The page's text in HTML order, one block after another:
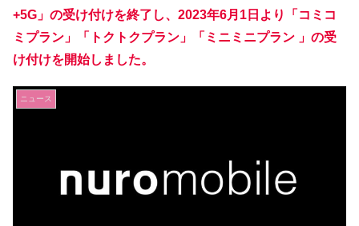
+5G」の受け付けを終了し、2023年6月1日より「コミコ
ミプラン」「トクトクプラン」「ミニミニプラン 」の受
け付けを開始しました。
ニュース